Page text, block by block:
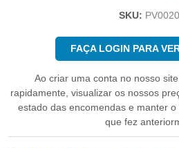
SKU:
FAÇA LOGIN PARA
Ao criar uma conta no nosso
rapidamente, visualizar os nossos
estado das encomendas e manter
que fez